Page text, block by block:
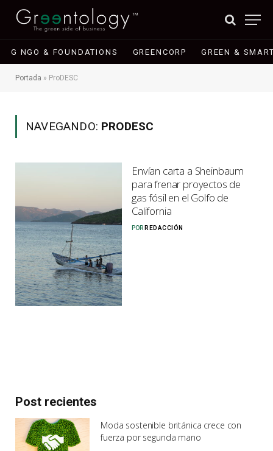
G NGO & FOUNDATIONS GREENCORP GREEN &
Portada » ProDESC
NAVEGANDO: PRODESC
Envían carta a Sheinbaum
para frenar proyectos de
gas fósil en el Golfo de
California
POR REDACCIÓN
Post recientes
Moda sostenible británica crece con
fuerza por segunda mano